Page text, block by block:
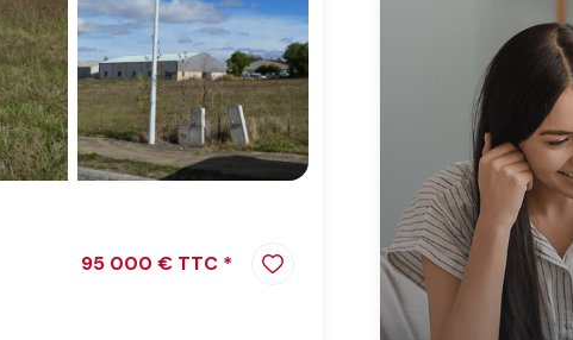
95 000 € TTC *